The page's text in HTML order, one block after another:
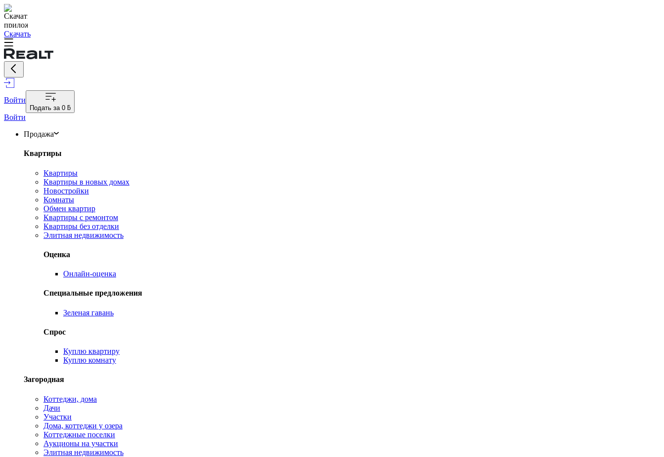
Скачать
Войти
Подать за 0 ƃ
Войти
Продажа
Квартиры
Квартиры
Квартиры в новых домах
Новостройки
Комнаты
Обмен квартир
Квартиры с ремонтом
Квартиры без отделки
Элитная недвижимость
Оценка
Онлайн-оценка
Специальные предложения
Зеленая гавань
Спрос
Куплю квартиру
Куплю комнату
Загородная
Коттеджи, дома
Дачи
Участки
Дома, коттеджи у озера
Коттеджные поселки
Аукционы на участки
Элитная недвижимость